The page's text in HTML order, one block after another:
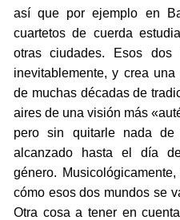
así que por ejemplo en
cuartetos de cuerda
otras ciudades. Esos dos
inevitablemente, y crea
de muchas décadas de
aires de una visión más
pero sin quitarle nada
alcanzado hasta el día
género.
cómo esos dos mundos se
Otra cosa a tener en